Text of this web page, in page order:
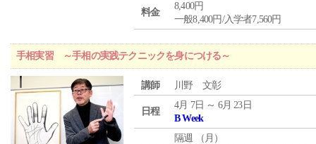
料金
8,400円
一般8,400円/入学者7,560円
手相実習 ～手相の実践テクニックを身につける～
講師 川野 文彰
日程
4月 7日 ～ 6月 23日
B Week
隔週 （ 月 ）